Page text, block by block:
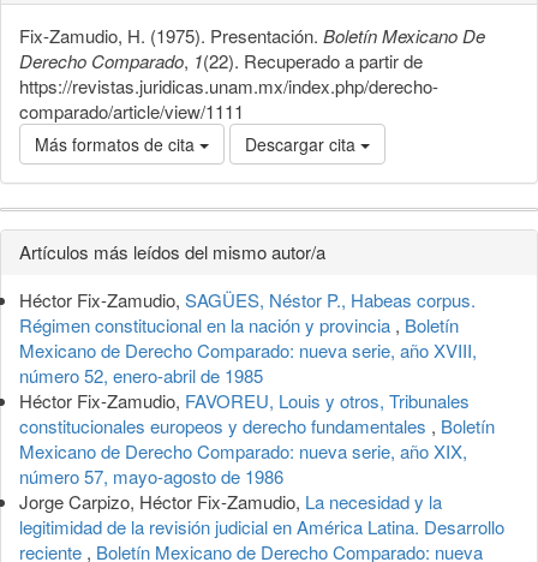
Fix-Zamudio, H. (1975). Presentación. Boletín Mexicano De
Derecho Comparado, 1(22). Recuperado a partir de
https://revistas.juridicas.unam.mx/index.php/derecho-
comparado/article/view/1111
Más formatos de cita Descargar cita
Detalles
del
artículo
Artículos más leídos del mismo autor/a
Héctor Fix-Zamudio, SAGÜES, Néstor P., Habeas corpus.
Régimen constitucional en la nación y provincia , Boletín
Mexicano de Derecho Comparado: nueva serie, año XVIII,
número 52, enero-abril de 1985
Héctor Fix-Zamudio, FAVOREU, Louis y otros, Tribunales
constitucionales europeos y derecho fundamentales , Boletín
Mexicano de Derecho Comparado: nueva serie, año XIX,
número 57, mayo-agosto de 1986
Jorge Carpizo, Héctor Fix-Zamudio, La necesidad y la
legitimidad de la revisión judicial en América Latina. Desarrollo
reciente , Boletín Mexicano de Derecho Comparado: nueva